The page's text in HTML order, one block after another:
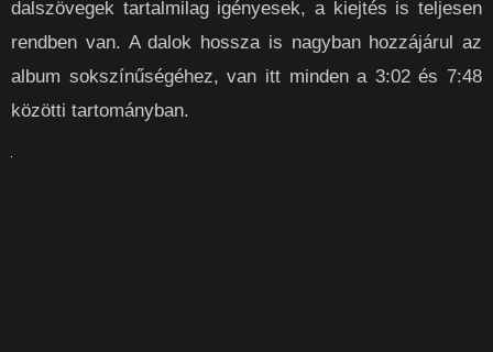
dalszövegek tartalmilag igényesek, a kiejtés is teljesen
rendben van. A dalok hossza is nagyban hozzájárul az
album sokszínűségéhez, van itt minden a 3:02 és 7:48
közötti tartományban.